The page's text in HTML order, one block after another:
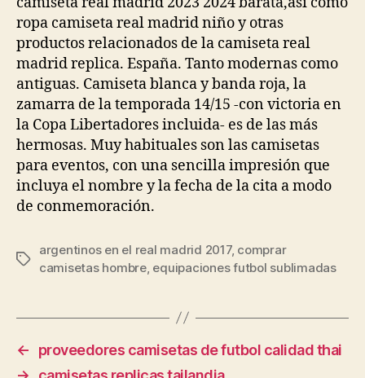
ropa camiseta real madrid niño y otras
productos relacionados de la camiseta real
madrid replica. España. Tanto modernas como
antiguas. Camiseta blanca y banda roja, la
zamarra de la temporada 14/15 -con victoria en
la Copa Libertadores incluida- es de las más
hermosas. Muy habituales son las camisetas
para eventos, con una sencilla impresión que
incluya el nombre y la fecha de la cita a modo
de conmemoración.
Etiquetas
argentinos en el real madrid 2017, comprar
camisetas hombre, equipaciones futbol sublimadas
←
proveedores camisetas de futbol calidad thai